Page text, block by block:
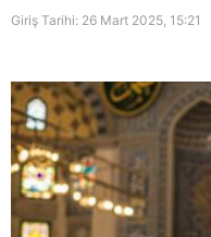
Giriş Tarihi: 26 Mart 2025, 15:21